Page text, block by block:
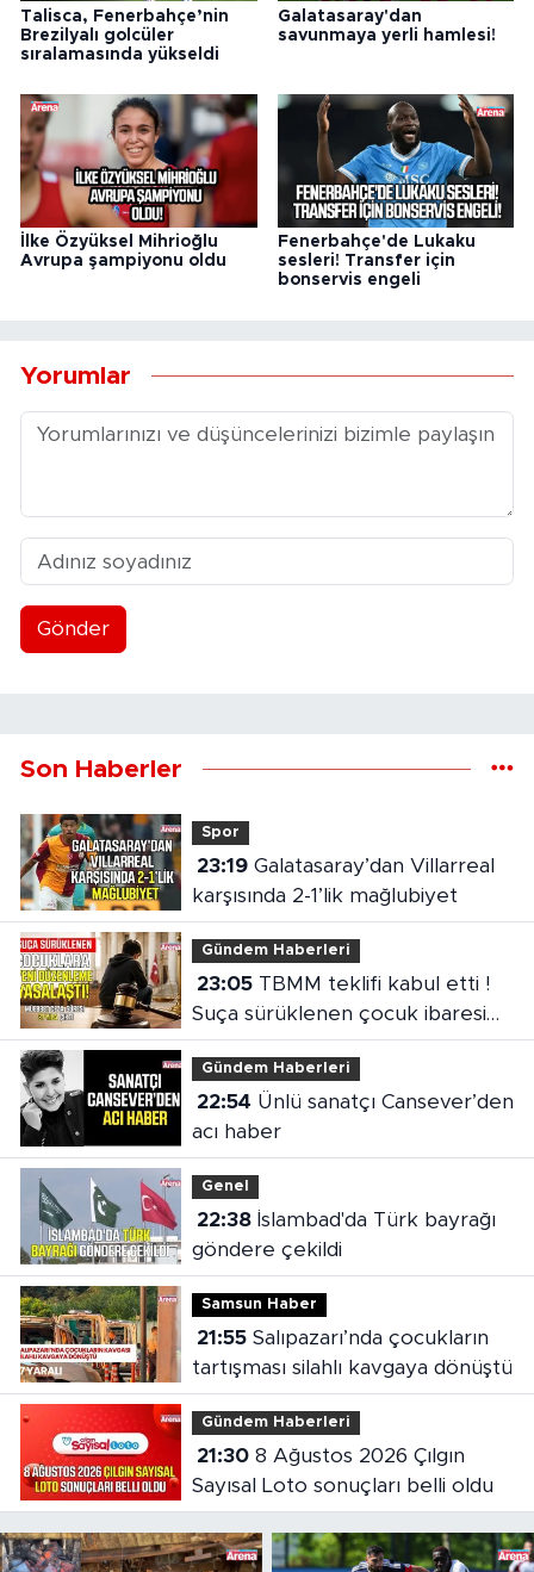
Talisca, Fenerbahçe’nin
Brezilyalı golcüler
sıralamasında yükseldi
Galatasaray'dan
savunmaya yerli hamlesi!
İlke Özyüksel Mihrioğlu
Avrupa şampiyonu oldu
Fenerbahçe'de Lukaku
sesleri! Transfer için
bonservis engeli
Yorumlar
Gönder
Son Haberler
Spor
23:19Galatasaray’dan Villarreal
karşısında 2-1’lik mağlubiyet
Gündem Haberleri
23:05TBMM teklifi kabul etti !
Suça sürüklenen çocuk ibaresi
değişti
Gündem Haberleri
22:54
acı haber
Genel
22:38İslambad'da Türk bayrağı
göndere çekildi
Samsun Haber
21:55Salıpazarı’nda çocukların
tartışması silahlı kavgaya dönüştü
Gündem Haberleri
21:308 Ağustos 2026 Çılgın
Sayısal Loto sonuçları belli oldu